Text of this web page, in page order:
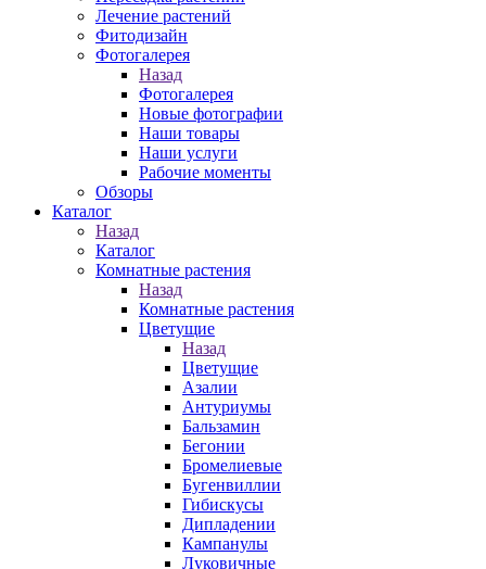
Лечение растений
Фитодизайн
Фотогалерея
Назад
Фотогалерея
Новые фотографии
Наши товары
Наши услуги
Рабочие моменты
Обзоры
Каталог
Назад
Каталог
Комнатные растения
Назад
Комнатные растения
Цветущие
Назад
Цветущие
Азалии
Антуриумы
Бальзамин
Бегонии
Бромелиевые
Бугенвиллии
Гибискусы
Дипладении
Кампанулы
Луковичные